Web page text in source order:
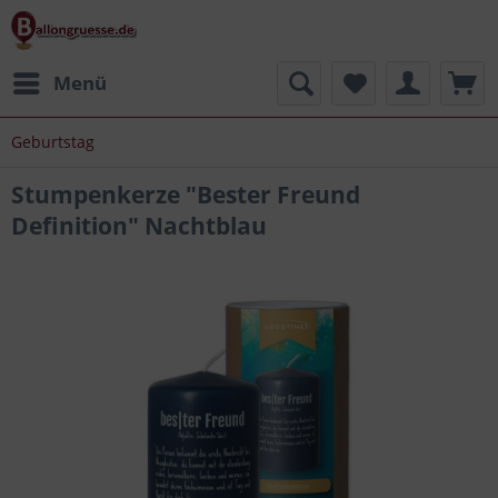
Menü
Geburtstag
Stumpenkerze "Bester Freund
Definition" Nachtblau